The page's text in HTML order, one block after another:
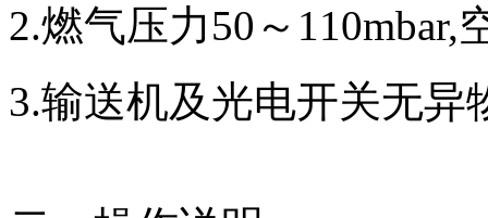
2.燃气压力50～110mbar,
3.输送机及光电开关无异